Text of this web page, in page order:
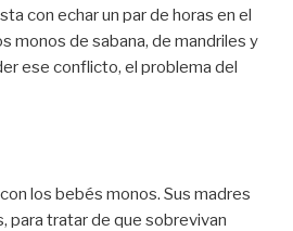
con echar un par de horas en el
monos de sabana, de mandriles y
ese conflicto, el problema del
los bebés monos. Sus madres
para tratar de que sobrevivan